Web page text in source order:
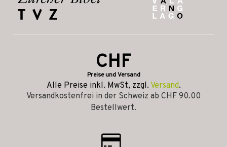
CHF
Preise und Versand
Alle Preise inkl. MwSt, zzgl. Versand.
Versandkostenfrei in der Schweiz ab CHF 90.00
Bestellwert.